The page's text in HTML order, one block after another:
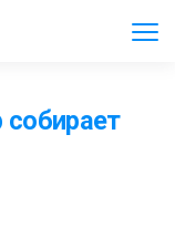
собирает